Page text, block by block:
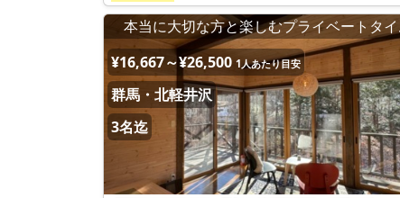
本当に大切な方と楽しむプライベートタ
¥16,667～¥26,500 1人あたり目安
群馬・北軽井沢
3名迄